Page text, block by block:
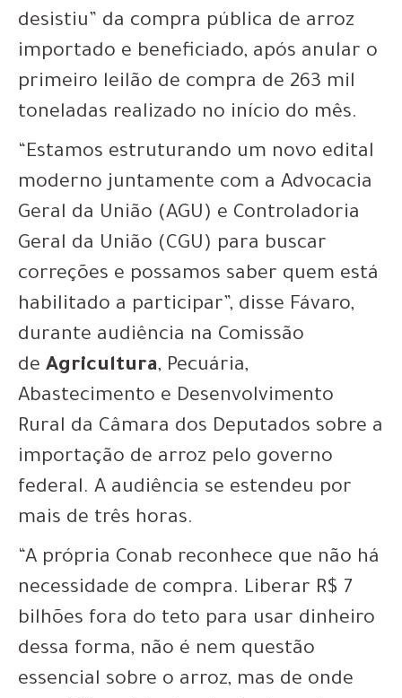
desistiu” da compra pública de arroz
importado e beneficiado, após anular o
primeiro leilão de compra de 263 mil
toneladas realizado no início do mês.
“Estamos estruturando um novo edital
moderno juntamente com a Advocacia
Geral da União (AGU) e Controladoria
Geral da União (CGU) para buscar
correções e possamos saber quem está
habilitado a participar”, disse Fávaro,
durante audiência na Comissão
de Agricultura, Pecuária,
Abastecimento e Desenvolvimento
Rural da Câmara dos Deputados sobre a
importação de arroz pelo governo
federal. A audiência se estendeu por
mais de três horas.
“A própria Conab reconhece que não há
necessidade de compra. Liberar R$ 7
bilhões fora do teto para usar dinheiro
dessa forma, não é nem questão
essencial sobre o arroz, mas de onde